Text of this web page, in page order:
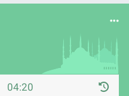
04:20